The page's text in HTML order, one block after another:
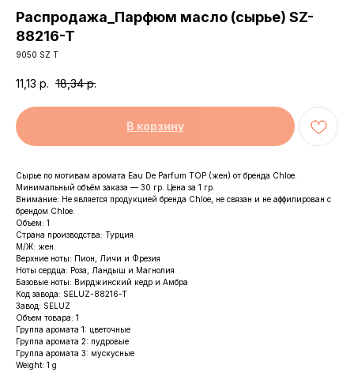
Распродажа_Парфюм масло (сырье) SZ-
88216-T
9050 SZ T
11,13 р. 18,34 р.
В корзину
Сырье по мотивам аромата Eau De Parfum TOP (жен) от бренда Chloe.
Минимальный объём заказа — 30 гр. Цена за 1 гр.
Внимание: Не является продукцией бренда Chloe, не связан и не аффилирован с
брендом Chloe.
Объем: 1
Страна производства: Турция
М/Ж: жен.
Верхние ноты: Пион, Личи и Фрезия
Ноты сердца: Роза, Ландыш и Магнолия
Базовые ноты: Вирджинский кедр и Амбра
Код завода: SELUZ-88216-T
Завод: SELUZ
Объем товара: 1
Группа аромата 1: цветочные
Группа аромата 2: пудровые
Группа аромата 3: мускусные
Weight: 1 g